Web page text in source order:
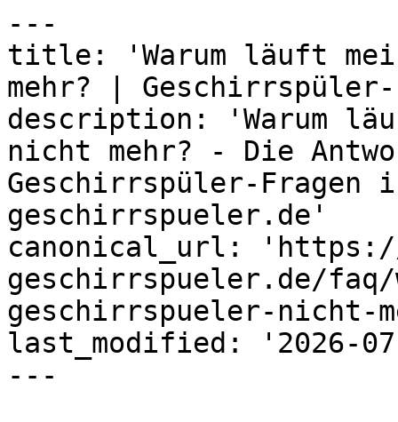
---
title: 'Warum läuft
mehr? |
description: 'Warum
nicht mehr? - Die
Geschirrspüler-Fragen
geschirrspueler.de'
canonical_url: 'https://
geschirrspueler.de/faq/
geschirrspueler-nicht-
last_modified: '2026-
---